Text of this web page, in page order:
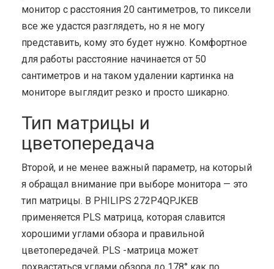
монитор с расстояния 20 сантиметров, то пиксели
все же удастся разглядеть, но я не могу
представить, кому это будет нужно. Комфортное
для работы расстояние начинается от 50
сантиметров и на таком удалении картинка на
мониторе выглядит резко и просто шикарно.
Тип матрицы и
цветопередача
Второй, и не менее важный параметр, на который
я обращал внимание при выборе монитора — это
тип матрицы. В PHILIPS 272P4QPJKEB
применяется PLS матрица, которая славится
хорошими углами обзора и правильной
цветопередачей. PLS -матрица может